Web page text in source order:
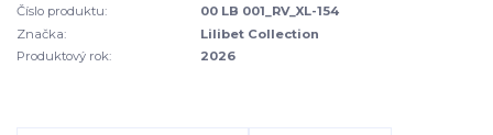
Číslo produktu:
00 LB 001_RV_XL-154
Značka:
Lilibet Collection
Produktový rok:
2026